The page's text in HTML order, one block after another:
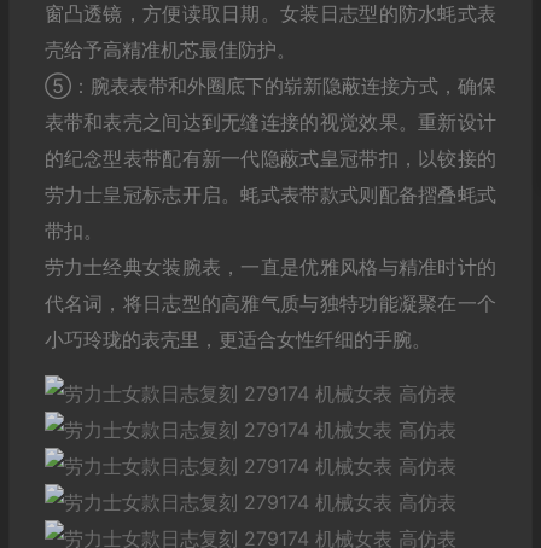
窗凸透镜，方便读取日期。女装日志型的防水蚝式表
壳给予高精准机芯最佳防护。
⑤：腕表表带和外圈底下的崭新隐蔽连接方式，确保
表带和表壳之间达到无缝连接的视觉效果。重新设计
的纪念型表带配有新一代隐蔽式皇冠带扣，以铰接的
劳力士皇冠标志开启。蚝式表带款式则配备摺叠蚝式
带扣。
劳力士经典女装腕表，一直是优雅风格与精准时计的
代名词，将日志型的高雅气质与独特功能凝聚在一个
小巧玲珑的表壳里，更适合女性纤细的手腕。